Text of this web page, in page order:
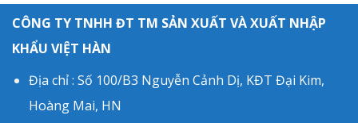
CÔNG TY TNHH ĐT TM SẢN XUẤT VÀ XUẤT NHẬP
KHẨU VIỆT HÀN
Địa chỉ : Số 100/B3 Nguyễn Cảnh Dị, KĐT Đại Kim,
Hoàng Mai, HN